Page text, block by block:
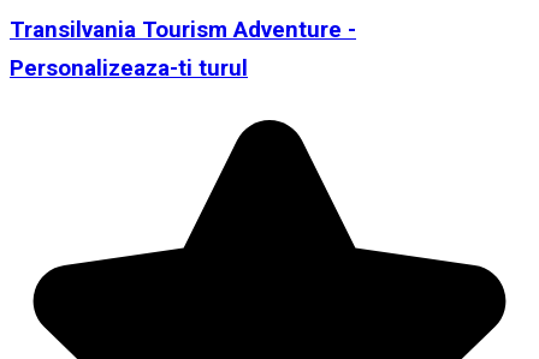
Transilvania Tourism Adventure -
Personalizeaza-ti turul